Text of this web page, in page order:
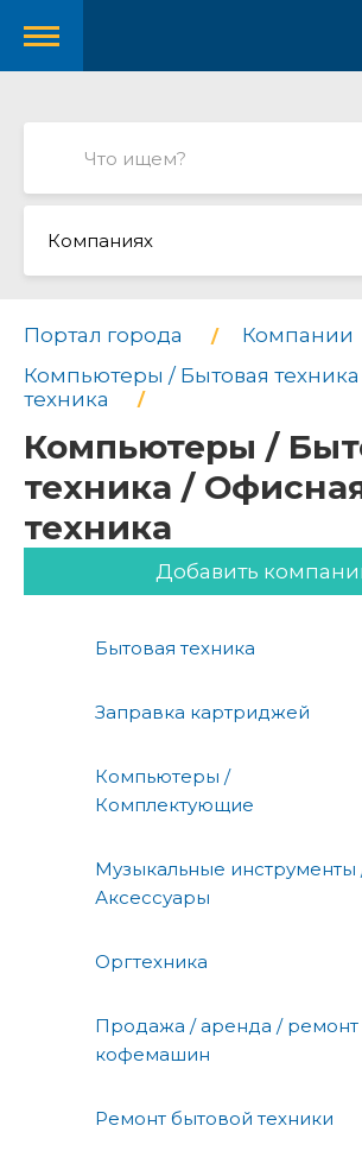
Компаниях
Портал города
Компании
Компьютеры / Бытовая
техника
Компьютеры /
техника /
техника
Добавить
Бытовая техника
Заправка картриджей
Компьютеры /
Комплектующие
Музыкальные инструменты
Аксессуары
Оргтехника
Продажа / аренда / ремонт
кофемашин
Ремонт бытовой техники